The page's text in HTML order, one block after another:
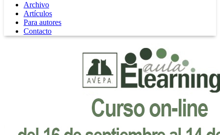
Archivo
Artículos
Para autores
Contacto